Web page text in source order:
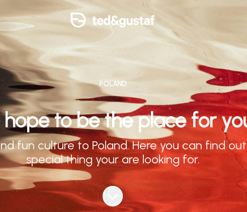
POLAND
hope to be the place for
fun culture to Poland. Here you can find
special thing your are looking for.
Skrolla för mer innehåll